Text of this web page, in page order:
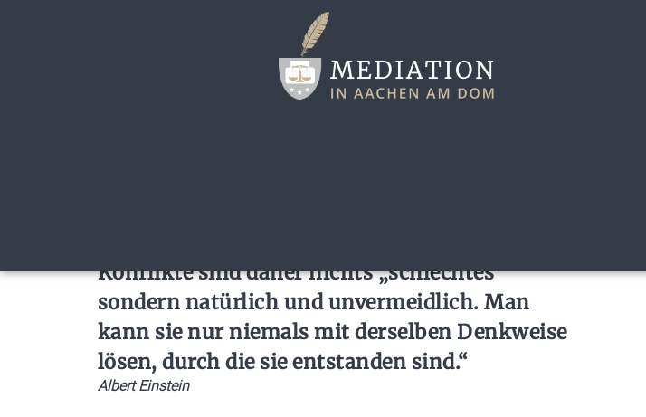
Konflikte sind daher nichts „schlechtes“
sondern natürlich und unvermeidlich. Man
kann sie nur niemals mit derselben Denkweise
lösen, durch die sie entstanden sind.“​
Albert Einstein